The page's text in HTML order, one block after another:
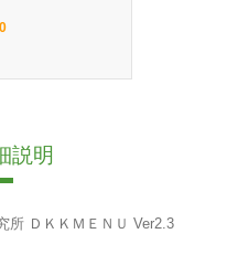
0
説明
ＤＫＫＭＥＮＵ Ver2.3